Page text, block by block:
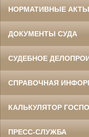
НОРМАТИВНЫЕ АКТЫ
ДОКУМЕНТЫ СУДА
СУДЕБНОЕ
СПРАВОЧНАЯ
КАЛЬКУЛЯТОР
ПРЕСС-СЛУЖБА